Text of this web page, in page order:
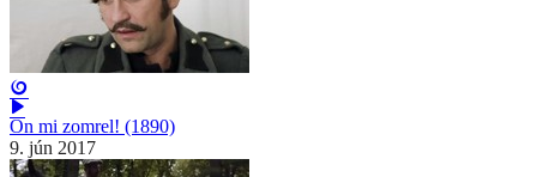
On mi zomrel! (1890)
9. jún 2017